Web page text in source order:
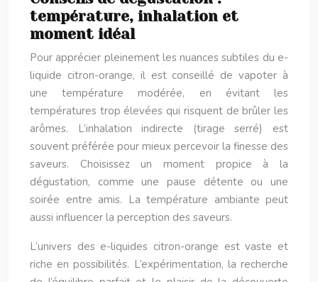
température, inhalation et
moment idéal
Pour apprécier pleinement les nuances subtiles du e-
liquide citron-orange, il est conseillé de vapoter à
une température modérée, en évitant les
températures trop élevées qui risquent de brûler les
arômes. L’inhalation indirecte (tirage serré) est
souvent préférée pour mieux percevoir la finesse des
saveurs. Choisissez un moment propice à la
dégustation, comme une pause détente ou une
soirée entre amis. La température ambiante peut
aussi influencer la perception des saveurs.
L’univers des e-liquides citron-orange est vaste et
riche en possibilités. L’expérimentation, la recherche